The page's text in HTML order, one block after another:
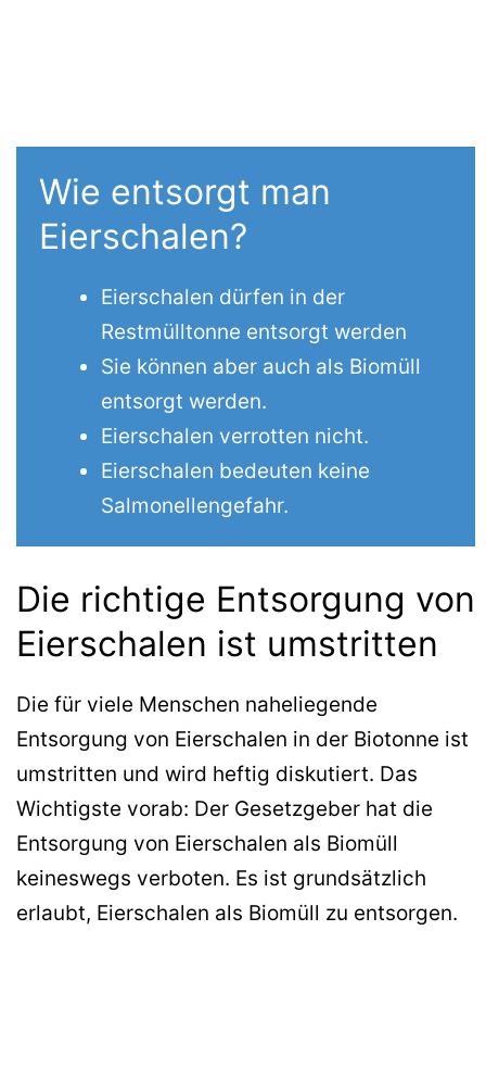
Wie entsorgt man
Eierschalen?
Eierschalen dürfen in der
Restmülltonne entsorgt werden
Sie können aber auch als Biomüll
entsorgt werden.
Eierschalen verrotten nicht.
Eierschalen bedeuten keine
Salmonellengefahr.
Die richtige Entsorgung von
Eierschalen ist umstritten
Die für viele Menschen naheliegende
Entsorgung von Eierschalen in der Biotonne ist
umstritten und wird heftig diskutiert. Das
Wichtigste vorab: Der Gesetzgeber hat die
Entsorgung von Eierschalen als Biomüll
keineswegs verboten. Es ist grundsätzlich
erlaubt, Eierschalen als Biomüll zu entsorgen.